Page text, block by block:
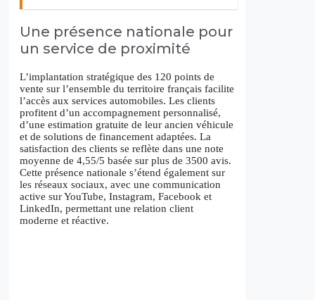
Une présence nationale pour
un service de proximité
L’implantation stratégique des 120 points de
vente sur l’ensemble du territoire français facilite
l’accès aux services automobiles. Les clients
profitent d’un accompagnement personnalisé,
d’une estimation gratuite de leur ancien véhicule
et de solutions de financement adaptées. La
satisfaction des clients se reflète dans une note
moyenne de 4,55/5 basée sur plus de 3500 avis.
Cette présence nationale s’étend également sur
les réseaux sociaux, avec une communication
active sur YouTube, Instagram, Facebook et
LinkedIn, permettant une relation client
moderne et réactive.